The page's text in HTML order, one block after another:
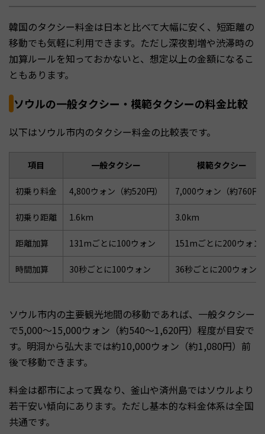
韓国のタクシー料金は日本と比べて大幅に安く、短距離の
移動でも気軽に利用できます。ただし深夜割増や渋滞時の
加算ルールを知っておかないと、想定以上の金額になるこ
ともあります。
ソウルの一般タクシー・模範タクシーの料金比較
以下はソウル市内のタクシー料金の比較表です。
項目 一般タクシー 模範タクシー
初乗り料金 4,800ウォン（約520円） 7,000ウォン（約760円
初乗り距離 1.6km 3.0km
距離加算 131mごとに100ウォン 151mごとに200ウォン
時間加算 30秒ごとに100ウォン 36秒ごとに200ウォン
ソウル市内の主要観光地間の移動であれば、一般タクシー
で5,000〜15,000ウォン（約540〜1,620円）程度が目安で
す。明洞から弘大までは約10,000ウォン（約1,080円）前
後で移動できます。
料金は都市によって異なり、釜山や済州島ではソウルより
若干安い傾向にあります。ただし基本的な料金体系は全国
共通です。